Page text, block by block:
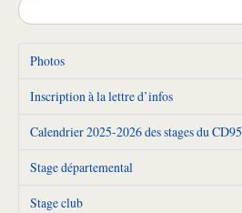
Photos
Inscription à la lettre d’infos
Calendrier 2025-2026 des stages du CD95
Stage départemental
Stage club